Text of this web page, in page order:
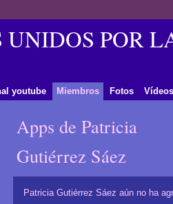
UNIDOS POR
youtube Miembros Fotos Vídeos
Apps de Patricia
Gutiérrez Sáez
Patricia Gutiérrez Sáez aún no ha